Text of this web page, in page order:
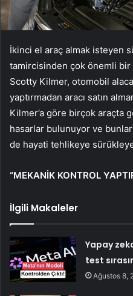
İkinci el araç almak isteyen
tamircisinden çok önemli bir
Scotty Kilmer, otomobil
yaptırmadan aracı satın
Kilmer’a göre birçok araçta
hasarlar bulunuyor ve bunlar
de hayati tehlikeye
“MEKANİK KONTROL
İlgili Makaleler
Yapay
test
Ağustos 8,